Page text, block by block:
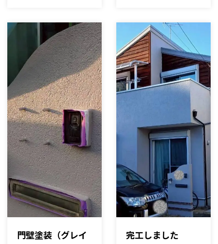
門壁塗装（グレイ
完工しました